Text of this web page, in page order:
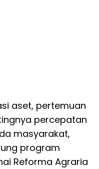
aset, pertemuan
percepatan
masyarakat,
program
Reforma Agraria